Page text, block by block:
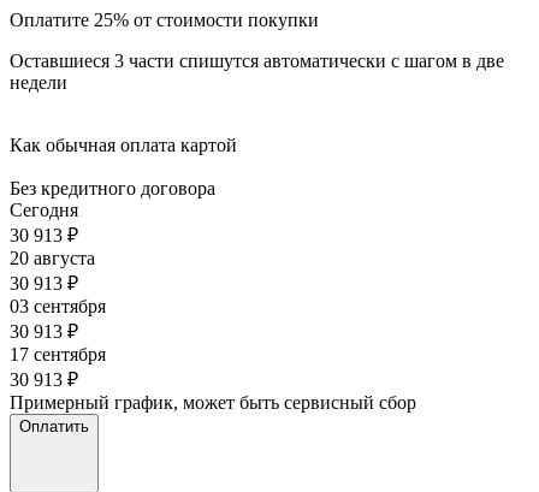
Оплатите 25% от стоимости покупки
Оставшиеся 3 части спишутся автоматически с шагом в две
недели
Как обычная оплата картой
Без кредитного договора
Сегодня
30 913 ₽
20 августа
30 913 ₽
03 сентября
30 913 ₽
17 сентября
30 913 ₽
Примерный график, может быть сервисный сбор
Оплатить